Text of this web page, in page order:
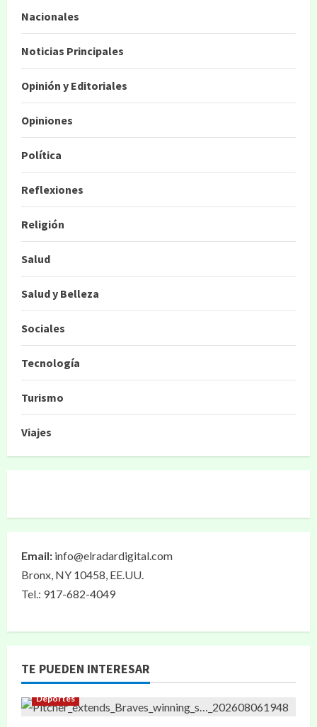
Nacionales
Noticias Principales
Opinión y Editoriales
Opiniones
Política
Reflexiones
Religión
Salud
Salud y Belleza
Sociales
Tecnología
Turismo
Viajes
Email: info@elradardigital.com
Bronx, NY 10458, EE.UU.
Tel.: 917-682-4049
TE PUEDEN INTERESAR
Deportes